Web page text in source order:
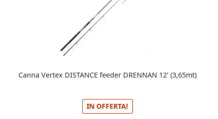
Canna Vertex DISTANCE feeder DRENNAN 12’ (3,65mt)
IN OFFERTA!